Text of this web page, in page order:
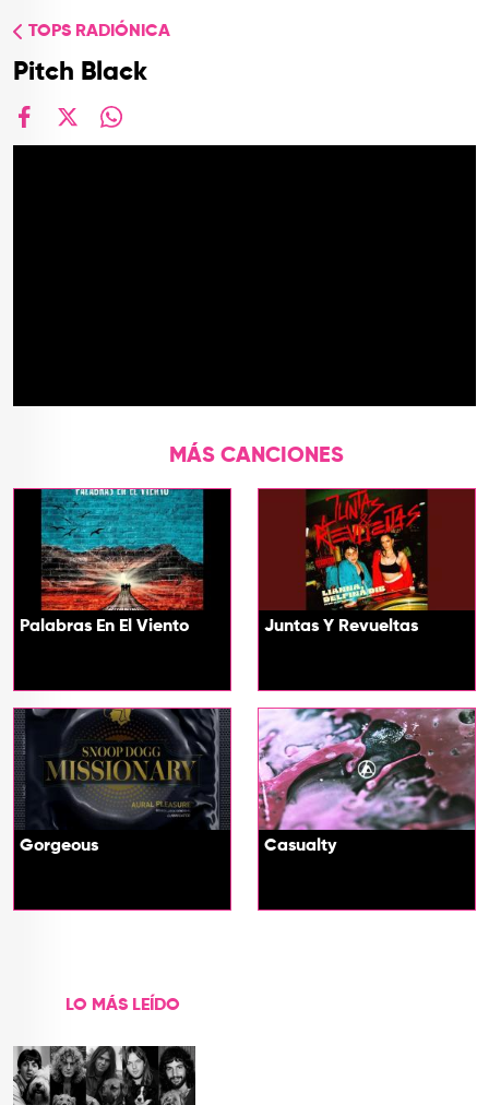
TOPS RADIÓNICA
Pitch Black
facebook
X whatsapp
MÁS CANCIONES
Palabras En El Viento Juntas Y Revueltas
Gorgeous Casualty
LO MÁS LEÍDO